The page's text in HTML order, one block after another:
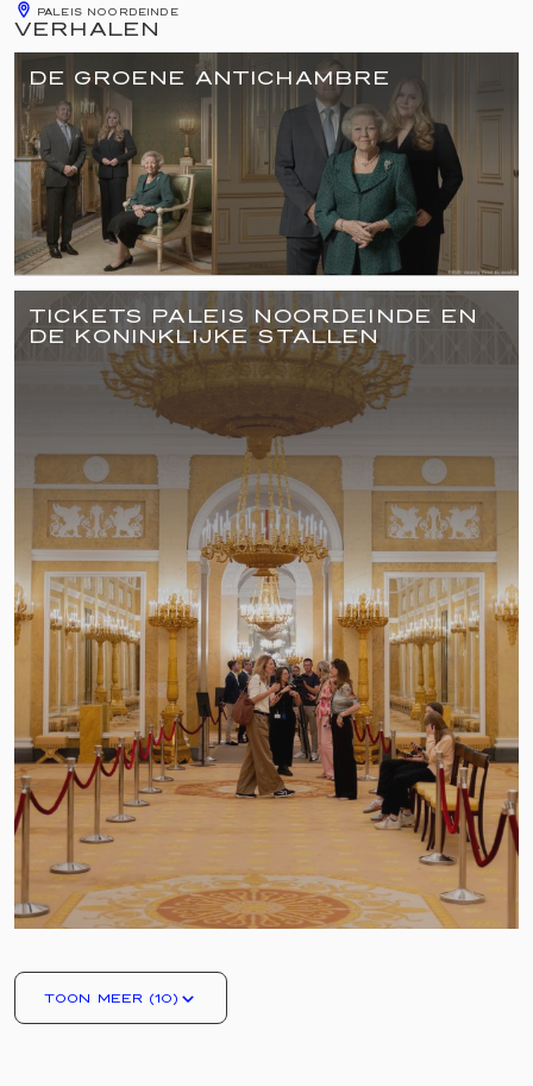
PALEIS NOORDEINDE
Zijne Majesteit de Koning gebruikt Paleis
Noordeinde als werkpaleis. De
werkvertrekken van de Koning en
Koningin Máxima zijn hier gevestigd. Ook
werken de meeste medewerkers van de
Dienst van het Koninklijk Huis op Paleis
Noordeinde.
Jaarlijks vinden er vele ontvangsten en
PALEIS NOORDEINDE
VERHALEN
DE GROENE ANTICHAMBRE
TICKETS PALEIS NOORDEINDE EN
DE KONINKLIJKE STALLEN
TOON MEER (10)